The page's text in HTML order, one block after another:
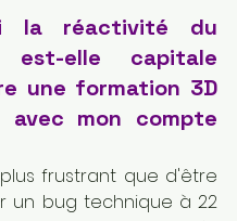
la réactivité du
est-elle capitale
une formation 3D
avec mon compte
frustrant que d'être
un bug technique à 22